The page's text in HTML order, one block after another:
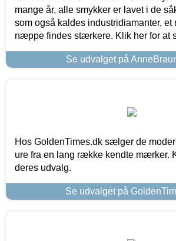
mange år, alle smykker er lavet i de
som også kaldes industridiamanter, et
næppe findes stærkere. Klik her for at
Se udvalget på
Hos GoldenTimes.dk sælger de
ure fra en lang række kendte mærker.
deres udvalg.
Se udvalget på